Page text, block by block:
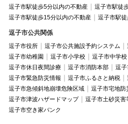
逗子市駅徒歩5分以内の不動産
逗子市駅徒
逗子市駅徒歩15分以内の不動産
逗子市駅
逗子市公共関係
逗子市役所 逗子市公共施設予約システム
逗子市幼稚園
逗子市小学校 逗子市中学校
逗子市休日夜間診療
逗子市消防本部
逗
逗子市緊急防災情報
逗子市ふるさと納税
逗子市急傾斜地崩壊危険区域
逗子市宅地防
逗子市津波ハザードマップ
逗子市土砂災害
逗子市空き家バンク